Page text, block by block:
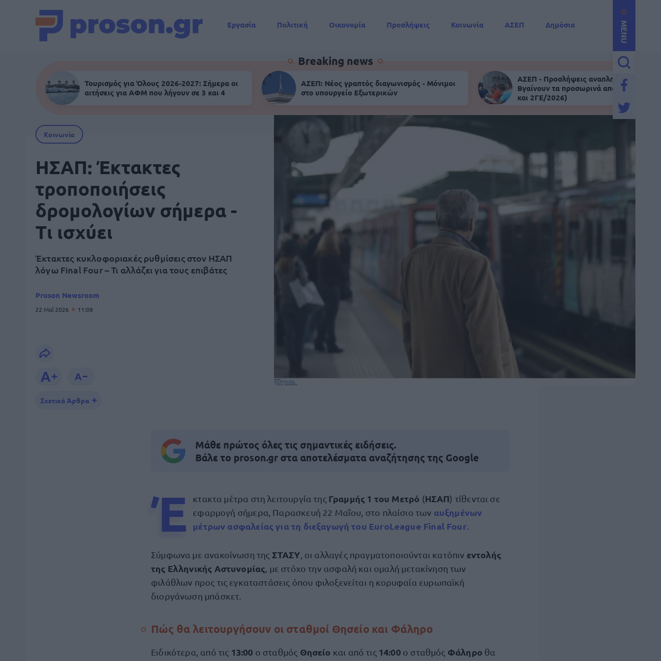
MENU
Εργασία Πολιτική Οικονομία Προσλήψεις Κοινωνία ΑΣΕΠ
Δημόσιο
Breaking news
Τουρισμός για Όλους 2026-2027: Σήμερα οι
αιτήσεις για ΑΦΜ που λήγουν σε 3 και 4
ΑΣΕΠ: Νέος γραπτός διαγωνισμός - Μόνιμοι
στο υπουργείο Εξωτερικών
ΑΣΕΠ - Προσλήψεις αναπληρωτών:
Βγαίνουν τα προσωρινά αποτελέσματα
και 2ΓΕ/2026)
Κοινωνία
ΗΣΑΠ: Έκτακτες
τροποποιήσεις
δρομολογίων σήμερα -
Τι ισχύει
Έκτακτες κυκλοφοριακές ρυθμίσεις στον ΗΣΑΠ
λόγω Final Four – Τι αλλάζει για τους επιβάτες
Proson Newsroom
22 Μαΐ 2026 11:08
Σχετικά Άρθρα
Μάθε πρώτος όλες τις σημαντικές ειδήσεις.
Βάλε το proson.gr στα αποτελέσματα αναζήτησης της Google
Έ κτακτα μέτρα στη λειτουργία της Γραμμής 1 του Μετρό (ΗΣΑΠ) τίθενται σε
εφαρμογή σήμερα, Παρασκευή 22 Μαΐου, στο πλαίσιο των αυξημένων
μέτρων ασφαλείας για τη διεξαγωγή του EuroLeague Final Four
Σύμφωνα με ανακοίνωση της ΣΤΑΣΥ , οι αλλαγές πραγματοποιούνται κατόπιν εντολής
της Ελληνικής Αστυνομίας , με στόχο την ασφαλή και ομαλή μετακίνηση των
φιλάθλων προς τις εγκαταστάσεις όπου φιλοξενείται η κορυφαία ευρωπαϊκή
διοργάνωση μπάσκετ.
Πώς θα λειτουργήσουν οι σταθμοί Θησείο και Φάληρο
Ειδικότερα, από τις 13:00 ο σταθμός Θησείο και από τις 14:00 ο σταθμός Φάληρο θα